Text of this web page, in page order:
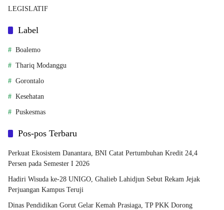
LEGISLATIF
Label
Boalemo
Thariq Modanggu
Gorontalo
Kesehatan
Puskesmas
Pos-pos Terbaru
Perkuat Ekosistem Danantara, BNI Catat Pertumbuhan Kredit 24,4
Persen pada Semester I 2026
Hadiri Wisuda ke-28 UNIGO, Ghalieb Lahidjun Sebut Rekam Jejak
Perjuangan Kampus Teruji
Dinas Pendidikan Gorut Gelar Kemah Prasiaga, TP PKK Dorong